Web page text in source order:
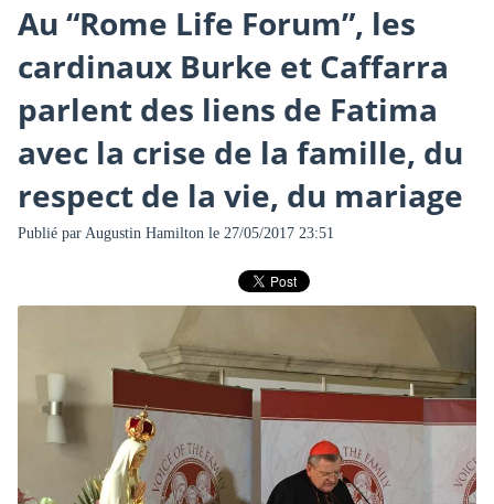
Au “Rome Life Forum”, les
cardinaux Burke et Caffarra
parlent des liens de Fatima
avec la crise de la famille, du
respect de la vie, du mariage
Publié par Augustin Hamiltonle 27/05/2017 23:51